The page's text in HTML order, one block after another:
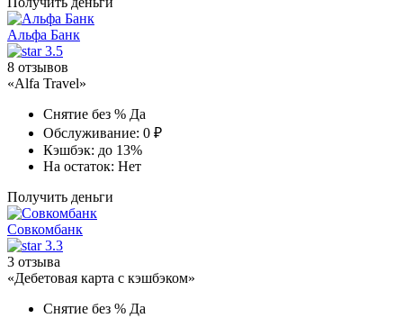
Альфа Банк
3.5
8 отзывов
«Alfa Travel»
Снятие без % Да
Обслуживание: 0 ₽
Кэшбэк: до 13%
На остаток: Нет
Получить деньги
Совкомбанк
3.3
3 отзыва
«Дебетовая карта с кэшбэком»
Снятие без % Да